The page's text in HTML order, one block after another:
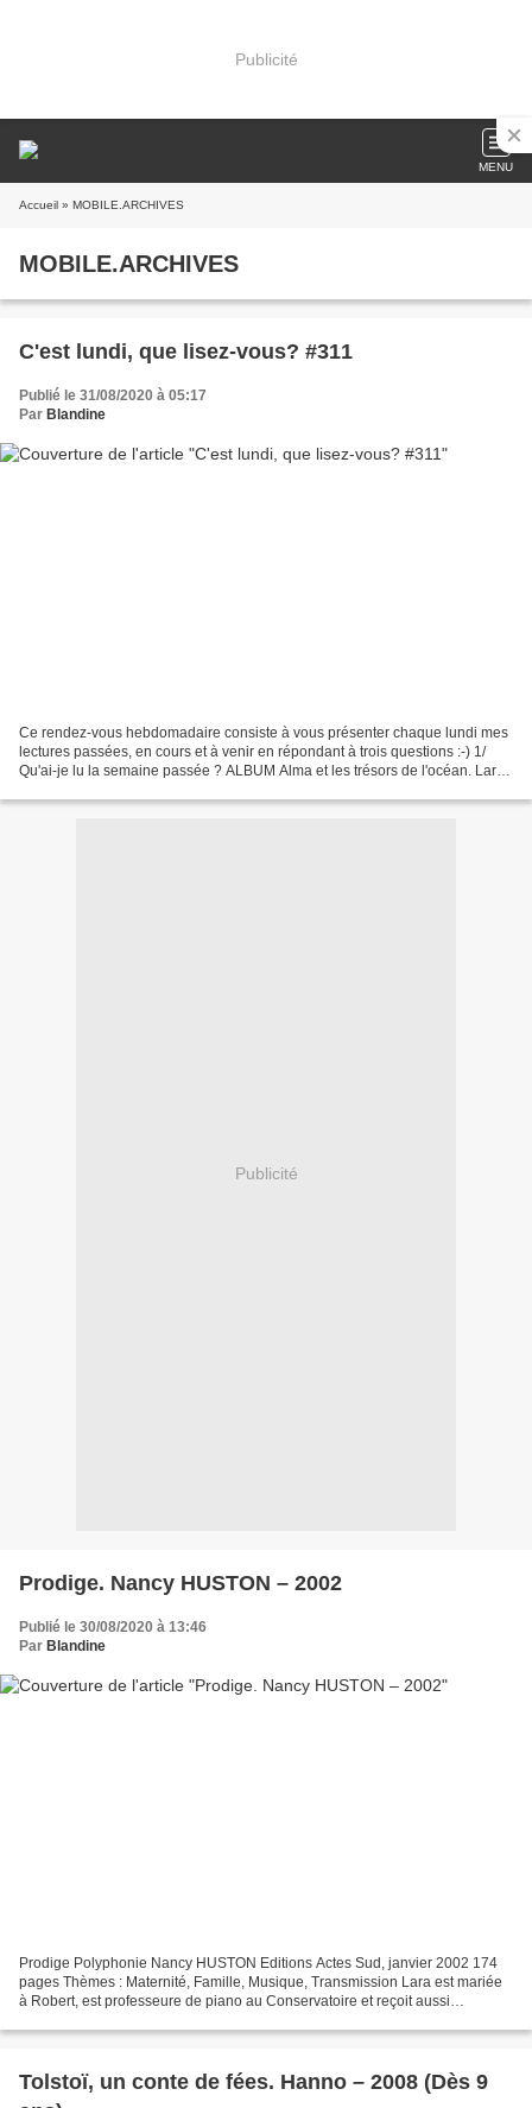
Publicité
MENU
Accueil » MOBILE.ARCHIVES
MOBILE.ARCHIVES
C'est lundi, que lisez-vous? #311
Publié le 31/08/2020 à 05:17
Par Blandine
Ce rendez-vous hebdomadaire consiste à vous présenter chaque lundi mes
lectures passées, en cours et à venir en répondant à trois questions :-) 1/
Qu'ai-je lu la semaine passée ? ALBUM Alma et les trésors de l'océan. Lara
Publicité
Prodige. Nancy HUSTON – 2002
Publié le 30/08/2020 à 13:46
Par Blandine
Prodige Polyphonie Nancy HUSTON Editions Actes Sud, janvier 2002 174
pages Thèmes : Maternité, Famille, Musique, Transmission Lara est mariée
à Robert, est professeure de piano au Conservatoire et reçoit aussi
Tolstoï, un conte de fées. Hanno – 2008 (Dès 9